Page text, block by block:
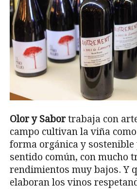
Olor y Sabortrabaja con
campo cultivan la viña
forma orgánica y
sentido común, con mucho
rendimientos muy bajos. Y
elaboran los vinos